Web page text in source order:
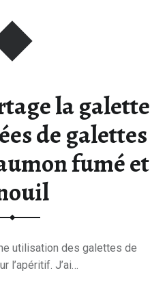
la galette
de galettes
fumé et
utilisation des galettes de
l’apéritif. J’ai…